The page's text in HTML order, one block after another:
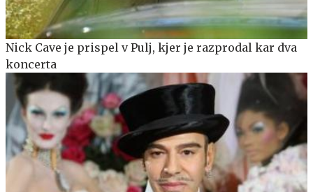
Nick Cave je prispel v Pulj, kjer je razprodal kar dva
koncerta